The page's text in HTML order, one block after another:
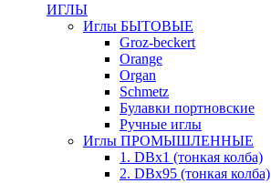
ИГЛЫ
Иглы БЫТОВЫЕ
Groz-beckert
Orange
Organ
Schmetz
Булавки портновские
Ручные иглы
Иглы ПРОМЫШЛЕННЫЕ
1. DBx1 (тонкая колба)
2. DBx95 (тонкая колба)